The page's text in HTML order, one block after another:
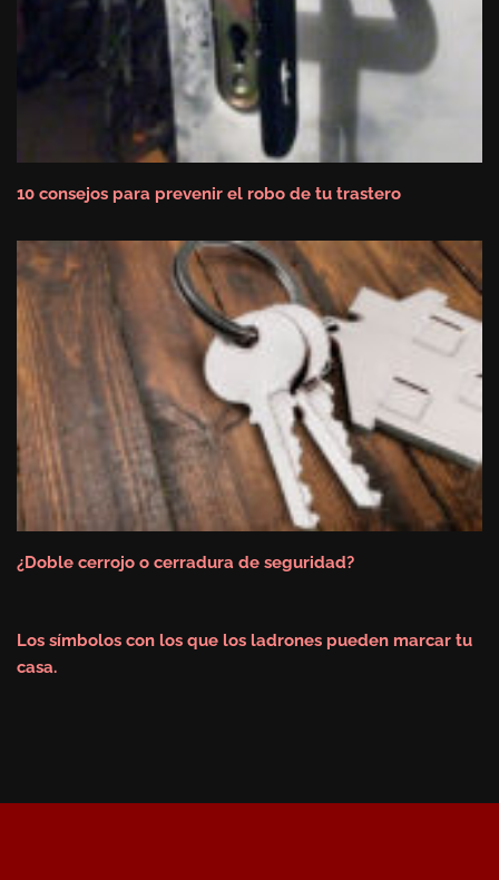
10 consejos para prevenir el robo de tu trastero
¿Doble cerrojo o cerradura de seguridad?
Los símbolos con los que los ladrones pueden marcar tu
casa.